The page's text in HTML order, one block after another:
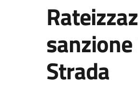
Strada